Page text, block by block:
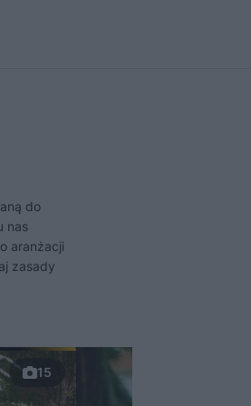
do
nas
aranżacji
zasady
15